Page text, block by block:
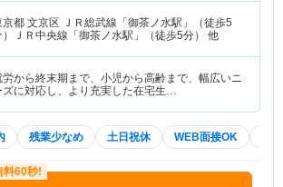
京都 文京区 ＪＲ総武線「御茶ノ水駅」（徒歩5
）ＪＲ中央線「御茶ノ水駅」（徒歩5分） 他
労から終末期まで、小児から高齢まで、幅広いニ
ズに対応し、より充実した在宅生…
残業少なめ 土日祝休 WEB面接OK